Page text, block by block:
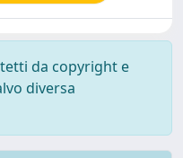
da copyright e
diversa